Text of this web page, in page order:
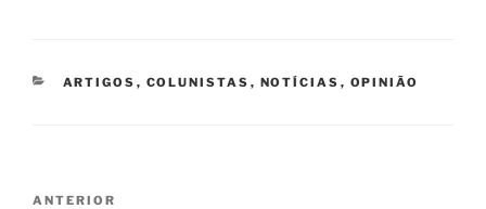
CATEGORIAS
ARTIGOS , COLUNISTAS , NOTÍCIAS , OPINIÃO
Navegação
Post
ANTERIOR